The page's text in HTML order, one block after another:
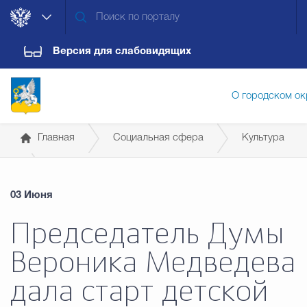
Версия для слабовидящих
О городском
Новости Обращения граждан
Главная Социальная сфера Культура
03 Июня
Председатель Думы
Вероника Медведева
дала старт детской